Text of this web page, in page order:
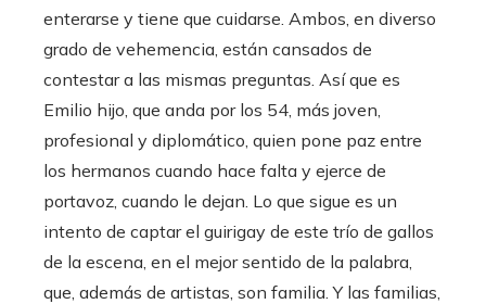
enterarse y tiene que cuidarse. Ambos, en diverso
grado de vehemencia, están cansados de
contestar a las mismas preguntas. Así que es
Emilio hijo, que anda por los 54, más joven,
profesional y diplomático, quien pone paz entre
los hermanos cuando hace falta y ejerce de
portavoz, cuando le dejan. Lo que sigue es un
intento de captar el guirigay de este trío de gallos
de la escena, en el mejor sentido de la palabra,
que, además de artistas, son familia. Y las familias,